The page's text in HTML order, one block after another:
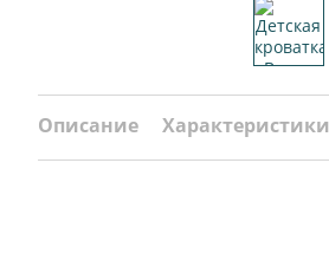
Описание Характеристики